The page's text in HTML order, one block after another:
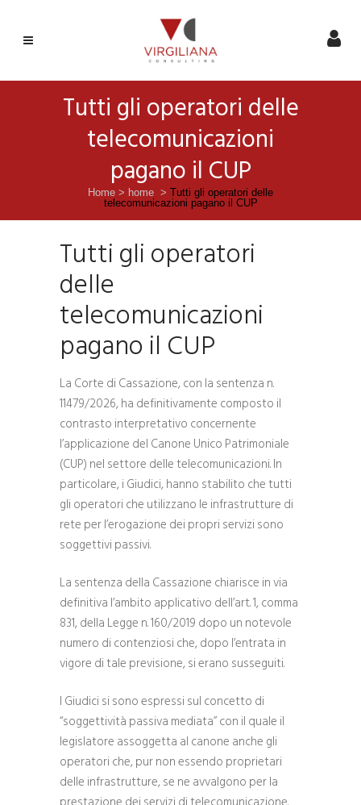
Tutti gli operatori delle
telecomunicazioni
pagano il CUP
Home > home > Tutti gli operatori delle
telecomunicazioni pagano il CUP
Tutti gli operatori
delle
telecomunicazioni
pagano il CUP
La Corte di Cassazione, con la sentenza n.
11479/2026, ha definitivamente composto il
contrasto interpretativo concernente
l’applicazione del Canone Unico Patrimoniale
(CUP) nel settore delle telecomunicazioni. In
particolare, i Giudici, hanno stabilito che tutti
gli operatori che utilizzano le infrastrutture di
rete per l’erogazione dei propri servizi sono
soggettivi passivi.
La sentenza della Cassazione chiarisce in via
definitiva l’ambito applicativo dell’art. 1, comma
831, della Legge n. 160/2019 dopo un notevole
numero di contenziosi che, dopo l’entrata in
vigore di tale previsione, si erano susseguiti.
I Giudici si sono espressi sul concetto di
“soggettività passiva mediata” con il quale il
legislatore assoggetta al canone anche gli
operatori che, pur non essendo proprietari
delle infrastrutture, se ne avvalgono per la